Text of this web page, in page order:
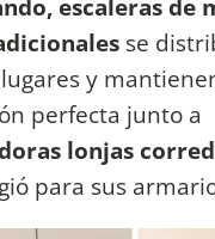
escaleras de
se
y
perfecta junto a
lonjas
para sus